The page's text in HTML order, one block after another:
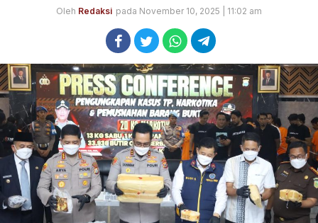
Oleh Redaksi pada November 10, 2025 | 11:02 am